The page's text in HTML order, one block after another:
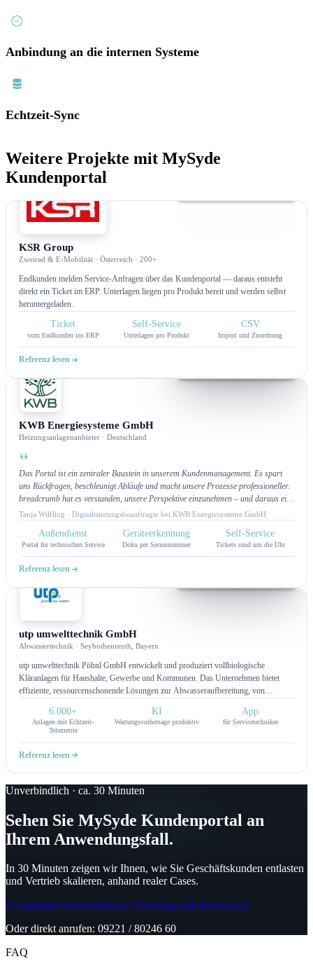
Anbindung an die internen Systeme
Echtzeit-Sync
Weitere Projekte mit MySyde
Kundenportal
Serviceportal
KSR Group
Zweirad & E-Mobilität · Österreich · 200+
Endkunden melden Service-Anfragen über das Kundenportal — daraus entsteht
direkt ein Ticket im ERP. Unterlagen liegen pro Produkt bereit und werden selbst
heruntergeladen.
Ticket
vom Endkunden ins ERP
Self-Service
Unterlagen pro Produkt
CSV
Import und Zuordnung
Referenz lesen
Kundenportal
KWB Energiesysteme GmbH
Heizungsanlagenanbieter · Deutschland
Das Portal ist ein zentraler Baustein in unserem Kundenmanagement. Es spart
uns Rückfragen, beschleunigt Abläufe und macht unsere Prozesse professioneller.
breadcrumb hat es verstanden, unsere Perspektive einzunehmen – und daraus eine
Lösung zu bauen, die nicht nur gut aussieht, sondern täglich funktioniert.
Tanja Wilfling · Digitalisierungsbeauftragte bei KWB Energiesysteme GmbH
Außendienst
Portal für technischen Service
Geräteerkennung
Doku per Seriennummer
Self-Service
Tickets rund um die Uhr
Referenz lesen
Kundenportal
utp umwelttechnik GmbH
Abwassertechnik · Seybothenreuth, Bayern
utp umwelttechnik Pöhnl GmbH entwickelt und produziert vollbiologische
Kläranlagen für Haushalte, Gewerbe und Kommunen. Das Unternehmen bietet
effiziente, ressourcenschonende Lösungen zur Abwasseraufbereitung, von
Mit innovativer Technologie und einfacher Wartung setzt utp auf Nachhaltigkeit und
zuverlässige Wasseraufbereitung.
6.000+
Anlagen mit Echtzeit-
Telemetrie
KI
Wartungsvorhersage produktiv
App
für Servicetechniker
Referenz lesen
Unverbindlich · ca. 30 Minuten
Sehen Sie MySyde Kundenportal an
Ihrem Anwendungsfall.
In 30 Minuten zeigen wir Ihnen, wie Sie Geschäftskunden entlasten
und Vertrieb skalieren, anhand realer Cases.
Erstgespräch buchenWeitere Kundenportal-Referenzen
Oder direkt anrufen: 09221 / 80246 60
FAQ